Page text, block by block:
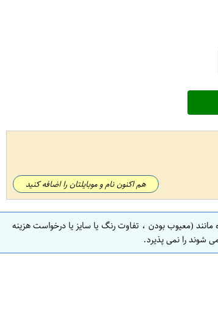
هم اکنون نام و موبایلتان را اضافه کنید
(معیوب بودن ، تفاوت رنگ یا سایز یا درخواست هزینه
شوند را نمی پذیرد.